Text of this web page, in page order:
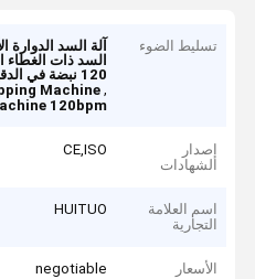
تسليط الضوء
السد ذات الغطاء
120 نبضة في الدقيقة
,
Machine
120bpm
إصدار
الشهادات
CE,ISO
اسم العلامة
التجارية
HUITUO
الأسعار negotiable